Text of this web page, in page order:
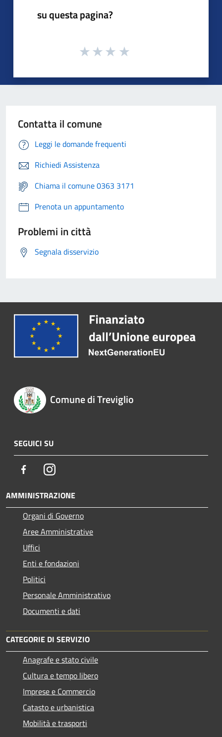
su questa pagina?
Contatta il comune
Leggi le domande frequenti
Richiedi Assistenza
Chiama il comune 0363 3171
Prenota un appuntamento
Problemi in città
Segnala disservizio
Comune di Treviglio
SEGUICI SU
FacebookInstagram
AMMINISTRAZIONE
Organi di Governo
Aree Amministrative
Uffici
Enti e fondazioni
Politici
Personale Amministrativo
Documenti e dati
CATEGORIE DI SERVIZIO
Anagrafe e stato civile
Cultura e tempo libero
Imprese e Commercio
Catasto e urbanistica
Mobilità e trasporti